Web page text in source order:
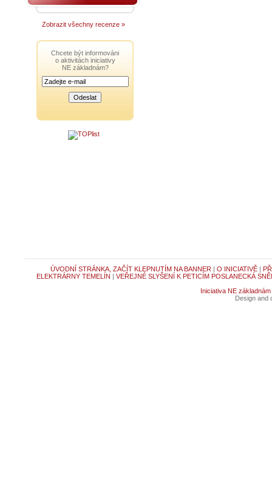
Zobrazit všechny recenze »
Chcete být informováni
o aktivitách iniciativy
NE základnám?
ÚVODNÍ STRÁNKA, ZAČÍT KLEPNUTÍM NA BANNER | O INICIATIVĚ|
ELEKTRÁRNY TEMELÍN | VEŘEJNÉ SLYŠENÍ K PETICÍM POSLANECKÁ
Iniciativa NE základnám
Design and